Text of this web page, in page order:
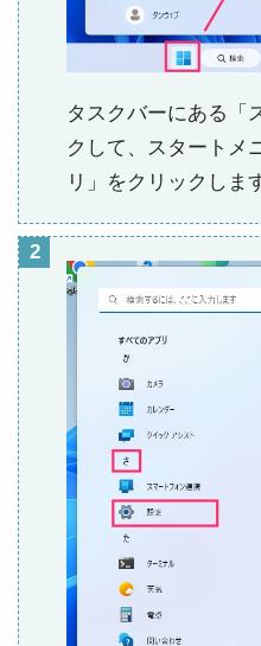
タスクバーにある「
クして、スタートメ
リ」をクリックしま